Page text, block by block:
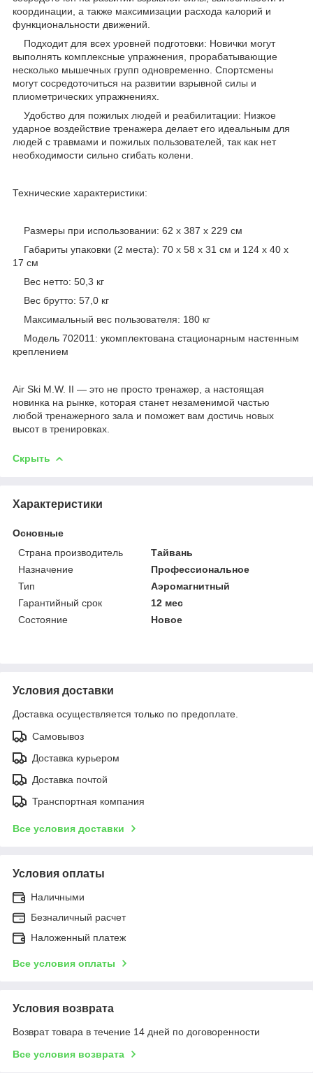
координации, а также максимизации расхода калорий и
функциональности движений.
Подходит для всех уровней подготовки: Новички могут
выполнять комплексные упражнения, прорабатывающие
несколько мышечных групп одновременно. Спортсмены
могут сосредоточиться на развитии взрывной силы и
плиометрических упражнениях.
Удобство для пожилых людей и реабилитации: Низкое
ударное воздействие тренажера делает его идеальным для
людей с травмами и пожилых пользователей, так как нет
необходимости сильно сгибать колени.
Технические характеристики:
Размеры при использовании: 62 x 387 x 229 см
Габариты упаковки (2 места): 70 x 58 x 31 см и 124 x 40 x
17 см
Вес нетто: 50,3 кг
Вес брутто: 57,0 кг
Максимальный вес пользователя: 180 кг
Модель 702011: укомплектована стационарным настенным
креплением
Air Ski M.W. II — это не просто тренажер, а настоящая
новинка на рынке, которая станет незаменимой частью
любой тренажерного зала и поможет вам достичь новых
высот в тренировках.
Скрыть
Характеристики
Основные
Страна производитель
Тайвань
Назначение
Профессиональное
Тип
Аэромагнитный
Гарантийный срок
12 мес
Состояние
Новое
Условия доставки
Доставка осуществляется только по предоплате.
Самовывоз
Доставка курьером
Доставка почтой
Транспортная компания
Все условия доставки
Условия оплаты
Наличными
Безналичный расчет
Наложенный платеж
Все условия оплаты
Условия возврата
Возврат товара в течение 14 дней по договоренности
Все условия возврата